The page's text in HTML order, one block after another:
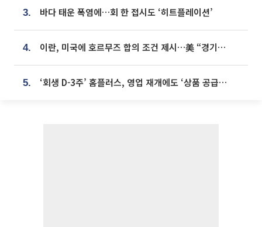
3. 바다 태운 폭염에…회 한 접시도 ‘히트플레이션’
4. 이란, 미국에 호르무즈 합의 조건 제시…美 “경기 아직 안 끝나” [종합]
5. ‘회생 D-3주’ 홈플러스, 영업 재개에도 ‘상품 공급망’ 복구가 생존 관건